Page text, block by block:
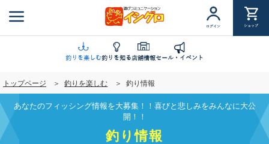
ン
に
移
動
ログイン ショップ
釣りを楽しむ釣りを知る店舗情報セール・イベント
トップページ 釣りを楽しむ 釣り情報
あなたのフィッシング情報を大募集！！喜びと悲しみをみんなに大公
開！！
釣り情報